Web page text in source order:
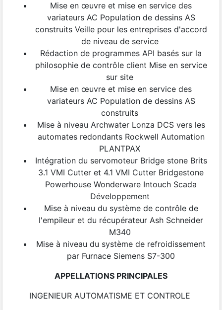
Mise en œuvre et mise en service des
variateurs AC Population de dessins AS
construits Veille pour les entreprises d'accord
de niveau de service
Rédaction de programmes API basés sur la
philosophie de contrôle client Mise en service
sur site
Mise en œuvre et mise en service des
variateurs AC Population de dessins AS
construits
Mise à niveau Archwater Lonza DCS vers les
automates redondants Rockwell Automation
PLANTPAX
Intégration du servomoteur Bridge stone Brits
3.1 VMI Cutter et 4.1 VMI Cutter Bridgestone
Powerhouse Wonderware Intouch Scada
Développement
Mise à niveau du système de contrôle de
l'empileur et du récupérateur Ash Schneider
M340
Mise à niveau du système de refroidissement
par Furnace Siemens S7-300
APPELLATIONS PRINCIPALES
INGENIEUR AUTOMATISME ET CONTROLE